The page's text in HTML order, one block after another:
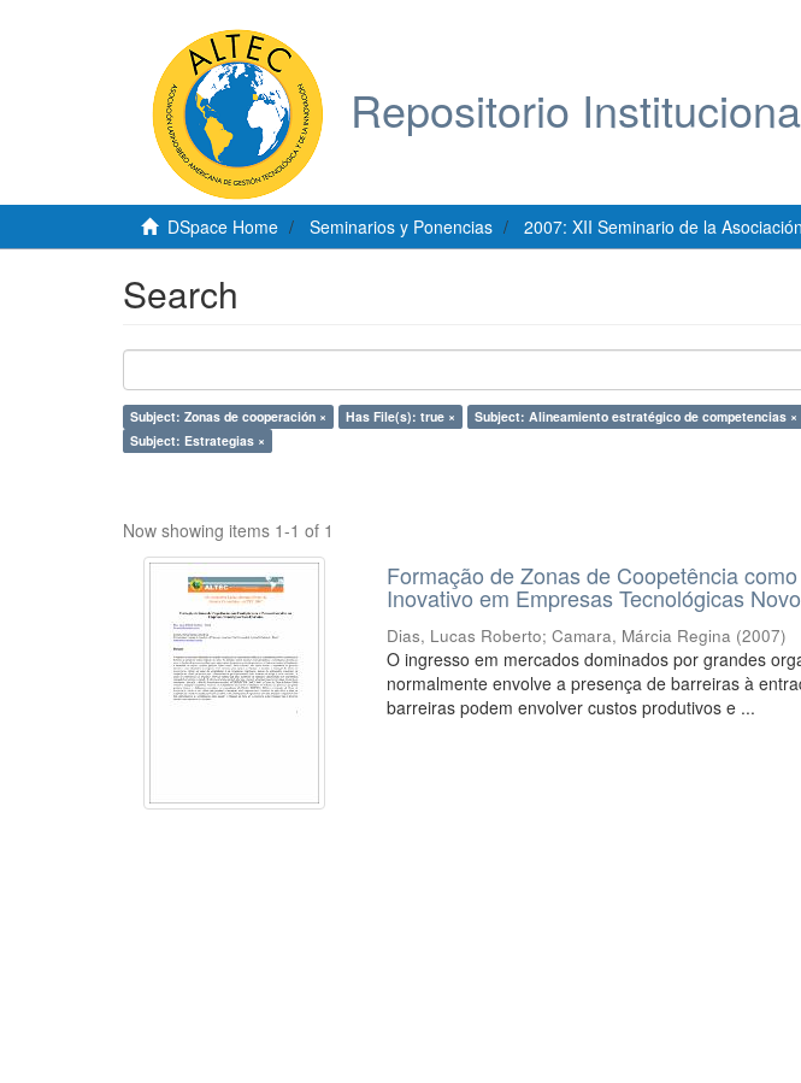
Repositorio
DSpace Home Seminarios y Ponencias 2007: XII Seminario de la
Search
Subject: Zonas de cooperación × Has File(s): true × Subject: Alineamiento estratégico de competencias ×
Subject: Estrategias ×
Now showing items 1-1 of 1
Formação de Zonas de Coopetência
Inovativo em Empresas Tecnológicas
Dias, Lucas Roberto;Camara, Márcia Regina (2007)
O ingresso em mercados dominados por grandes
normalmente envolve a presença de barreiras à
barreiras podem envolver custos produtivos e ...